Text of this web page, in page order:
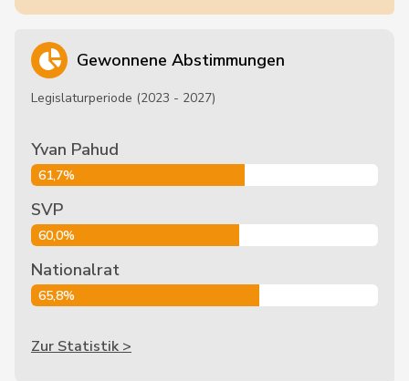
Gewonnene Abstimmungen
Legislaturperiode (2023 - 2027)
Yvan Pahud
61,7%
SVP
60,0%
Nationalrat
65,8%
Zur Statistik >